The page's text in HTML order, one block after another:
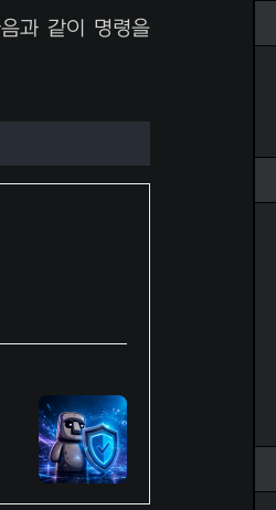
과 같이 명령을